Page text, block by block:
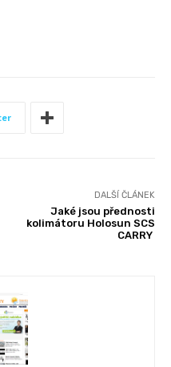
DALŠÍ ČLÁNEK
Jaké jsou přednosti
kolimátoru Holosun SCS
CARRY